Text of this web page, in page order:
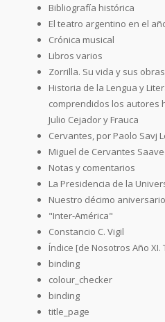
Bibliografía histórica
El teatro argentino en el
Crónica musical
Libros varios
Zorrilla. Su vida y sus
Historia de la Lengua y
comprendidos los autores
Julio Cejador y Frauca
Cervantes, por Paolo Savj
Miguel de Cervantes
Notas y comentarios
La Presidencia de la
Nuestro décimo aniversario
"Inter-América"
Constancio C. Vigil
Índice [de Nosotros Año XI.
binding
colour_checker
binding
title_page